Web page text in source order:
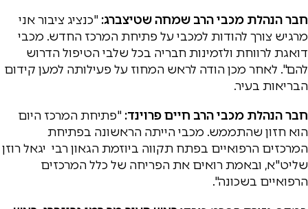
חבר הנהלת מכבי הרב שמחה שטיצברג: "כנציג ציבור אני
מרגיש צורך להודות למכבי על פתיחת המרכז החדש. מכבי
דואגת לרווחת ולזמינות חבריה בכל שלבי הטיפול הדרוש
להם". לאחר מכן הודה לראש המחוז על פעילותה למען קידום
הבריאות בעיר.
חבר הנהלת מכבי הרב חיים פרוינד: "פתיחת המרכז היום
הוא חזון שהתממש. מכבי הייתה הראשונה בפתיחת
המרכזים הרפואיים בפתח תקווה ביוזמת הגאון רבי יגאל רוזן
שליט"א, ובאמת רואים את הפריחה של כלל המרכזים
הרפואיים בשכונה".